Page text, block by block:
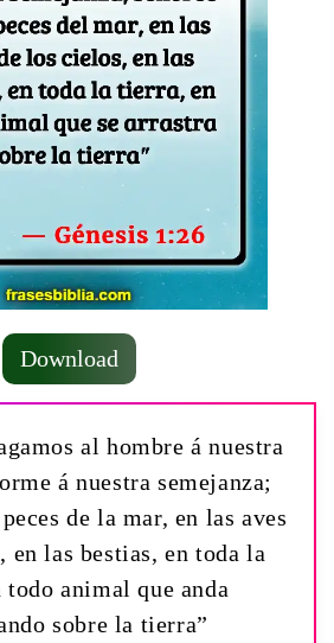
Download
al hombre á nuestra
á nuestra semejanza;
de la mar, en las aves
en las bestias, en toda la
animal que anda
sobre la tierra”